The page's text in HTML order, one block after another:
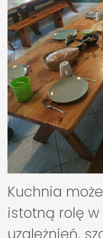
Kuchnia
istotną rolę
uzależnień,